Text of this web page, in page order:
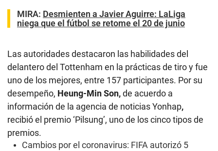
MIRA: Desmienten a Javier Aguirre: LaLiga
niega que el fútbol se retome el 20 de junio
Las autoridades destacaron las habilidades del
delantero del Tottenham en la prácticas de tiro y fue
uno de los mejores, entre 157 participantes. Por su
desempeño, Heung-MinSon,de acuerdo a
información de la agencia de noticias Yonhap,
recibió el premio ‘Pilsung’, uno de los cinco tipos de
premios.
Cambios por el coronavirus: FIFA autorizó 5